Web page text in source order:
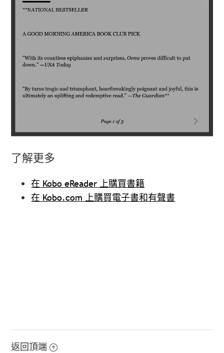
了解更多
在 Kobo eReader 上購買書籍
在 Kobo.com 上購買電子書和有聲書
返回頂端